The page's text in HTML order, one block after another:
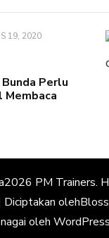
19, 2020
Perlu
Membaca
PM Trainers.
Diciptakan oleh
oleh WordPress